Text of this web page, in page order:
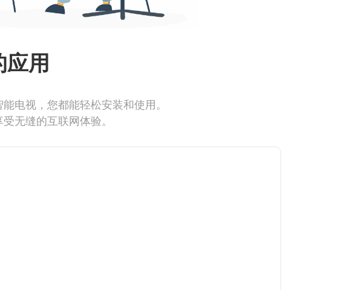
用
电视，您都能轻松安装和使用。
无缝的互联网体验。